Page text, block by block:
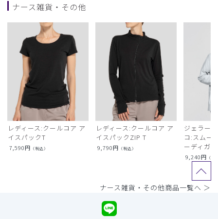
ナース雑貨・その他
レディース:クールコア ア
イスパックT
7,590円 （税込）
レディース:クールコア ア
イスパックZIP T
9,790円 （税込）
ジェラー
コ:スムー
ーディガン
9,240円 （税
ナース雑貨・その他商品一覧へ ＞